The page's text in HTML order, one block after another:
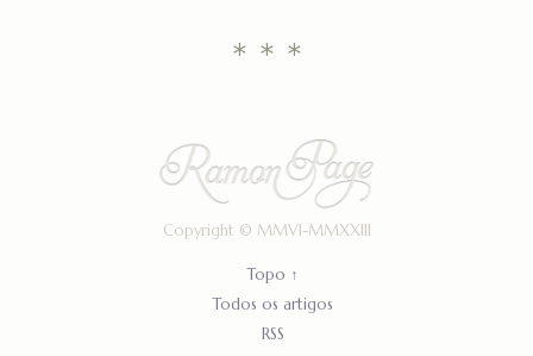
* * *
Copyright © MMVI-MMXXIII
Topo ↑
Todos os artigos
RSS